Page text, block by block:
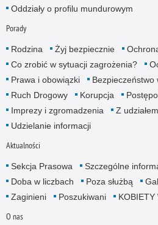
Oddziały o profilu mundurowym
Porady
Rodzina Żyj bezpiecznie
Co zrobić w sytuacji zagrożenia?
Prawa i obowiązki
Bezpieczeństwo
Ruch Drogowy
Korupcja
Imprezy i zgromadzenia
Z
Udzielanie informacji
Aktualności
Sekcja Prasowa Szczególne
Doba w liczbach
Poza służbą
Zaginieni
Poszukiwani KOBIETY
O nas